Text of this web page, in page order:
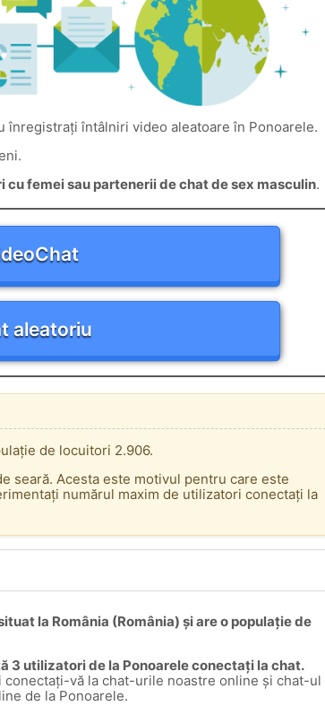
înregistrați întâlniri video aleatoare în Ponoarele.
femei sau partenerii de chat de sex masculin.
aleatoriu
de locuitori 2.906.
seară. Acesta este motivul pentru care este
numărul maxim de utilizatori conectați la
la România (România) și are o populație de
3 utilizatori de la Ponoarele conectați la chat.
conectați-vă la chat-urile noastre online și chat-ul
de la Ponoarele.